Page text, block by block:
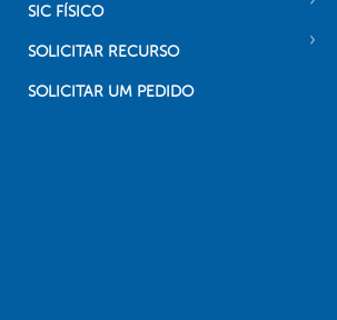
SIC FÍSICO
SOLICITAR RECURSO
SOLICITAR UM PEDIDO